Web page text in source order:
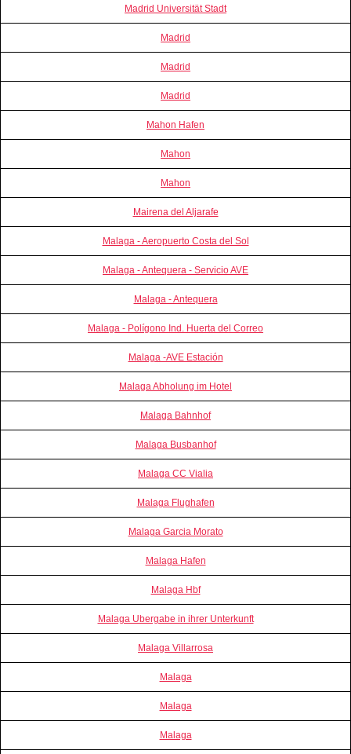
Madrid Universität Stadt
Madrid
Madrid
Madrid
Mahon Hafen
Mahon
Mahon
Mairena del Aljarafe
Malaga - Aeropuerto Costa del Sol
Malaga - Antequera - Servicio AVE
Malaga - Antequera
Malaga - Polígono Ind. Huerta del Correo
Malaga -AVE Estación
Malaga Abholung im Hotel
Malaga Bahnhof
Malaga Busbanhof
Malaga CC Vialia
Malaga Flughafen
Malaga Garcia Morato
Malaga Hafen
Malaga Hbf
Malaga Ubergabe in ihrer Unterkunft
Malaga Villarrosa
Malaga
Malaga
Malaga